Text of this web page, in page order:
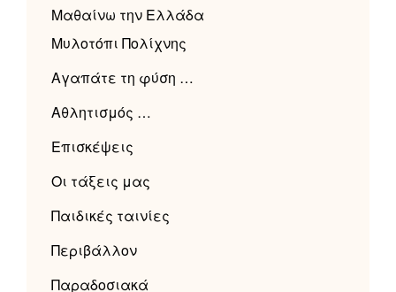
Μαθαίνω την Ελλάδα
Μυλοτόπι Πολίχνης
Αγαπάτε τη φύση …
Αθλητισμός …
Επισκέψεις
Οι τάξεις μας
Παιδικές ταινίες
Περιβάλλον
Παραδοσιακά